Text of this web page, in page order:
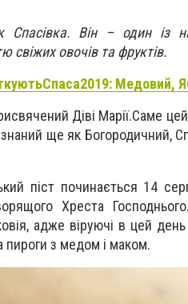
Він – один із
свіжих овочів та фруктів.
Спаса2019: Медовий,
Діві Марії.Саме цей
знаний ще як Богородичний,
піст починається 14
Хреста
адже віруючі в цей
пироги з медом і маком.